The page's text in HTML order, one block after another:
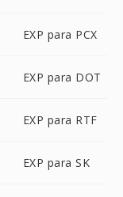
EXP para PCX
EXP para DOT
EXP para RTF
EXP para SK